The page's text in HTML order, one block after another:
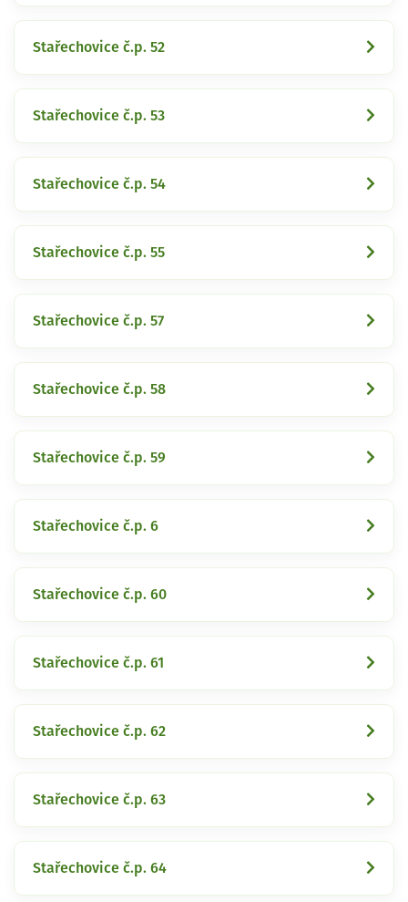
Stařechovice č.p. 52
Stařechovice č.p. 53
Stařechovice č.p. 54
Stařechovice č.p. 55
Stařechovice č.p. 57
Stařechovice č.p. 58
Stařechovice č.p. 59
Stařechovice č.p. 6
Stařechovice č.p. 60
Stařechovice č.p. 61
Stařechovice č.p. 62
Stařechovice č.p. 63
Stařechovice č.p. 64